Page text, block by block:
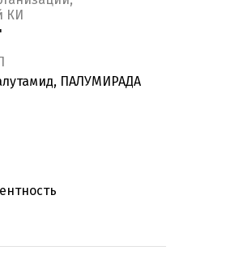
КИ
ПАЛУМИРАДА